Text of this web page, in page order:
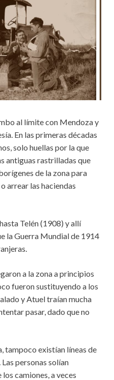
al límite con Mendoza y
En las primeras décadas
solo huellas por la que
antiguas rastrilladas que
de la zona para
arrear las haciendas
Telén (1908) y allí
la Guerra Mundial de 1914
a la zona a principios
fueron sustituyendo a los
y Atuel traían mucha
pasar, dado que no
tampoco existían líneas de
personas solían
camiones, a veces